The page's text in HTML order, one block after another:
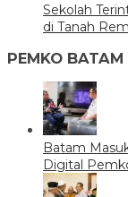
Sekolah
di Tanah
PEMKO BATAM
Batam
Digital